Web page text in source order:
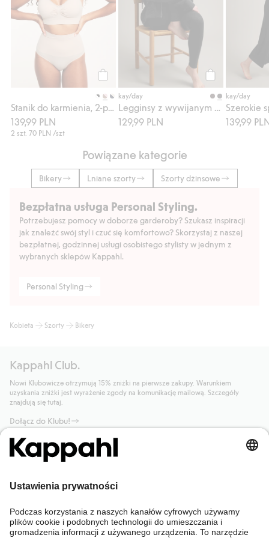
139,99 PLN
2 szt. 70 PLN /szt
Kup
kay/day
129,99 PLN
kay/day
139,99
Powiązane kategorie
Bikery Lniane szorty Szorty dżinsowe
Bezpłatna usługa Personal Styling.
Potrzebujesz pomocy w doborze garderoby? Szukasz inspiracji
jak znaleźć swój styl i czuć się komfortowo? Skorzystaj z naszej
bezpłatnej, godzinnej usługi osobistego stylisty w jednym z
wybranych sklepów Kappahl.
Personal Styling
Kobieta Szorty Bikery
Kappahl Club.
Nowi Klubowicze otrzymują 15% zniżki na pierwsze zakupy. Warunkiem
uzyskania zniżki jest wyrażenie zgody na komunikację mailową. Szczegóły
znajdują się tutaj.
Dołącz do Klubu!